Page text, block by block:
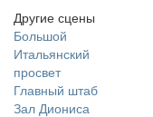
Другие сцены
Большой
Итальянский
просвет
Главный штаб
Зал Диониса